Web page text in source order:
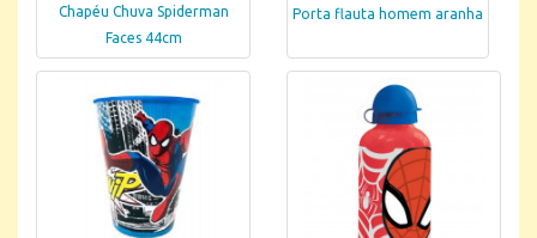
Chapéu Chuva Spiderman
Faces 44cm
Porta flauta homem aranha